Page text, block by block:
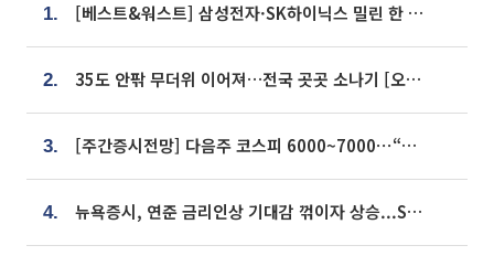
1. [베스트&워스트] 삼성전자·SK하이닉스 밀린 한 주…상상인증권은 85% 급등
2. 35도 안팎 무더위 이어져…전국 곳곳 소나기 [오늘 날씨]
3. [주간증시전망] 다음주 코스피 6000~7000⋯“外人 수급은 정책이 변수”
4. 뉴욕증시, 연준 금리인상 기대감 꺾이자 상승...S&P500 사상 최고치 [종합]